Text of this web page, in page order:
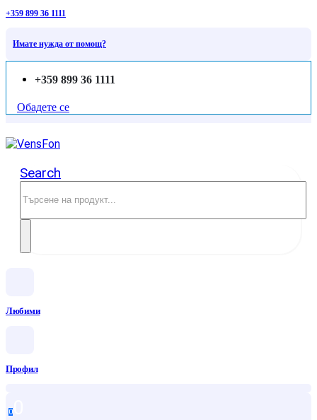
+359 899 36 1111
Имате нужда от помощ?
+359 899 36 1111
Обадете се
Search
Любими
Профил
0